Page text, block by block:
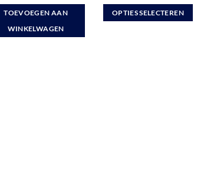
was:
€ 73,13.
is:
€ 58,75.
TOEVOEGEN AAN
WINKELWAGEN
tot
€ 149,75
OPTIES SELECTEREN